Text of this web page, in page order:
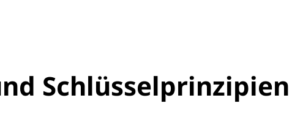
Schlüsselprinzipien